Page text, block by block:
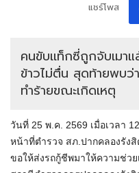
แชร์โพส
คนขับเเท็กซี่ถูกจับเม
ข้าวไม่ตื่น สุดท้ายพบ
ทำร้ายขณะเกิดเหตุ
วันที่ 25 พ.ค. 2569 เมื่อเวลา
หน้าที่ตำรวจ สภ.ปากคลองรัง
ขอให้ส่งรถกู้ชีพมาให้ความช่วย